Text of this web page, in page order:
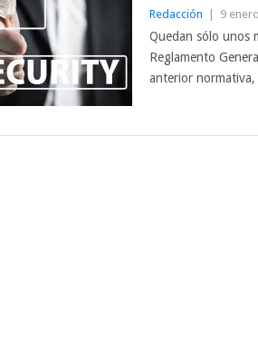
Redacción 9
Quedan sólo unos
Reglamento
anterior normativa,